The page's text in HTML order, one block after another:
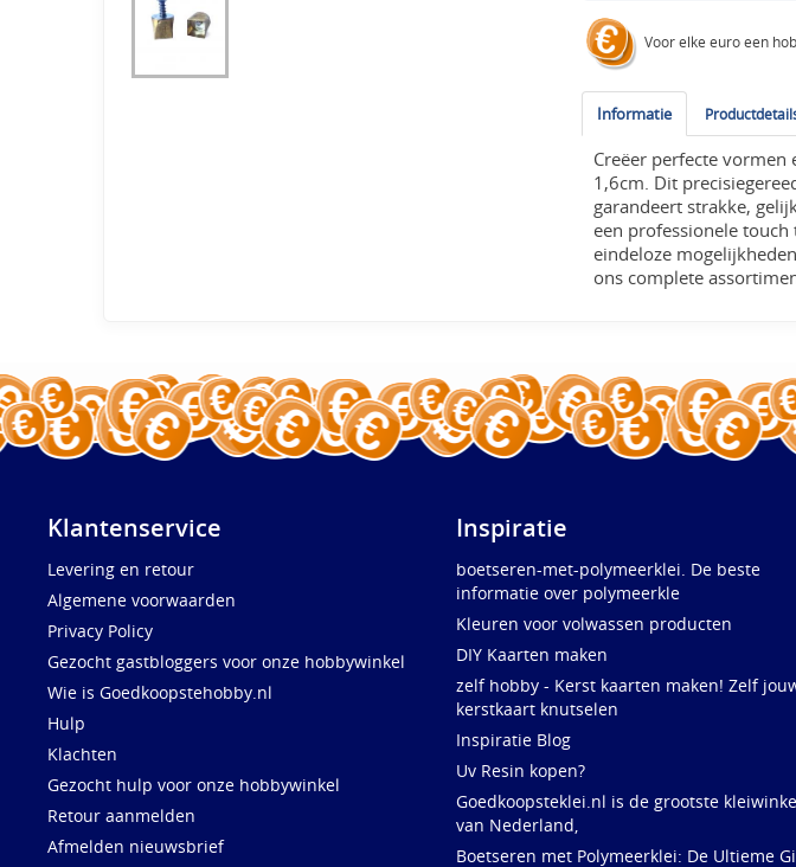
Voor elke euro een
Informatie
Creëer perfecte
1,6cm. Dit
garandeert strakke,
een professionele
eindeloze
ons complete
Klantenservice
Levering en retour
Algemene voorwaarden
Privacy Policy
Gezocht gastbloggers voor onze hobbywinkel
Wie is Goedkoopstehobby.nl
Hulp
Klachten
Gezocht hulp voor onze hobbywinkel
Retour aanmelden
Afmelden nieuwsbrief
Inspiratie
boetseren-met-polymeerklei. De beste
informatie over polymeerkle
Kleuren voor volwassen producten
DIY Kaarten maken
zelf hobby - Kerst kaarten maken! Zelf
kerstkaart knutselen
Inspiratie Blog
Uv Resin kopen?
Goedkoopsteklei.nl is de grootste
van Nederland,
Boetseren met Polymeerklei: De Ultieme